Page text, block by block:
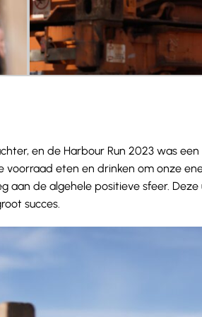
en de Harbour Run 2023 was
eten en drinken om onze
de algehele positieve sfeer.
succes.